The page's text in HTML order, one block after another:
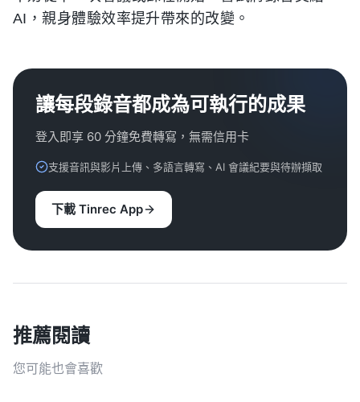
AI，親身體驗效率提升帶來的改變。
讓每段錄音都成為可執行的成果
登入即享 60 分鐘免費轉寫，無需信用卡
支援音訊與影片上傳、多語言轉寫、AI 會議紀要與待辦擷取
下載 Tinrec App
推薦閱讀
您可能也會喜歡